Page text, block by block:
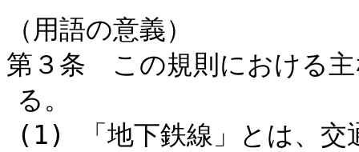
（用語の意義）
第３条 この規則における
る。
(1) 「地下鉄線」とは、交